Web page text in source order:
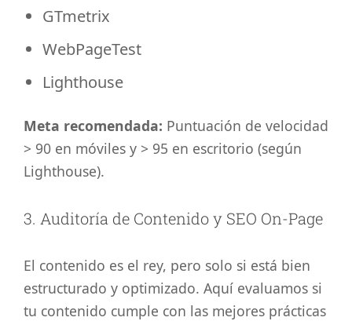
GTmetrix
WebPageTest
Lighthouse
Meta recomendada: Puntuación de velocidad
> 90 en móviles y > 95 en escritorio (según
Lighthouse).
3. Auditoría de Contenido y SEO On-Page
El contenido es el rey, pero solo si está bien
estructurado y optimizado. Aquí evaluamos si
tu contenido cumple con las mejores prácticas